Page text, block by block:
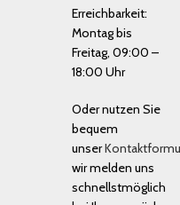
Erreichbarkeit:
Montag bis
Freitag, 09:00 –
18:00 Uhr
Oder nutzen Sie
bequem
unser
wir melden uns
schnellstmöglich